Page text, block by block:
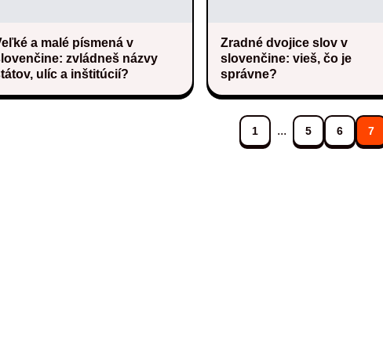
a malé písmená v
zvládneš názvy
ulíc a inštitúcií?
Zradné dvojice slov v
slovenčine: vieš, čo je
správne?
1 ... 5 6 7